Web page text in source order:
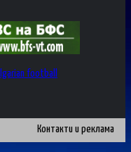
Контакти и реклама